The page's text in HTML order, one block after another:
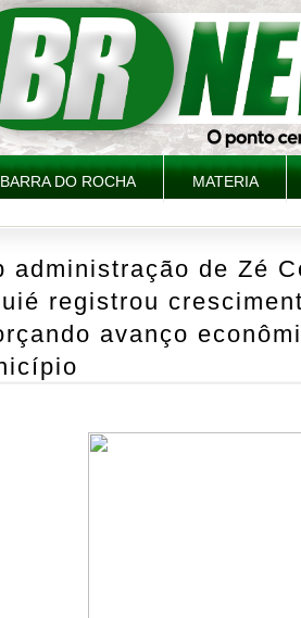
BARRA DO ROCHA MATERIA
administração de Zé
registrou
avanço